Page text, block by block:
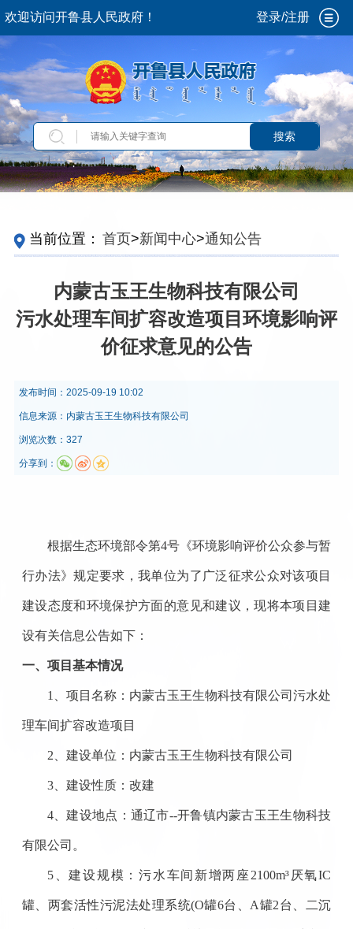
欢迎访问开鲁县人民政府！ 登录/注册
搜索
当前位置： 首页>新闻中心>通知公告
内蒙古玉王生物科技有限公司
污水处理车间扩容改造项目环境影响评
价征求意见的公告
发布时间： 2025-09-19 10:02
信息来源： 内蒙古玉王生物科技有限公司
浏览次数：327
分享到：
根据生态环境部令第4号 《环境影响评价公众参与暂
行办法》规定要求，我单位为了广泛征求公众对该项目
建设态度和环境保护方面的意见和建议，现将本项目建
设有关信息公告如下：
一、项目基本情况
1 项目名称： 内蒙古玉王生物科技有限公司污水处
理车间扩容改造项目
2 、建设单位： 内蒙古玉王生物科技有限公司
3、建设性质： 改建
4、建设地点： 通辽市--开鲁镇内蒙古玉王生物科技
有限公司 。
5、建设规模：污水车间新增两 座 2100m³厌氧IC
罐 、两套活性污泥法处理系统(O罐6台 A罐2台、二沉